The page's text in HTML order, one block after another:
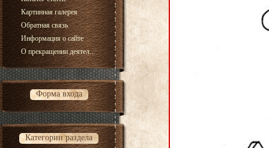
Картинная галерея
Обратная связь
Информация о сайте
О прекращении деятел...
Форма входа
Категории раздела